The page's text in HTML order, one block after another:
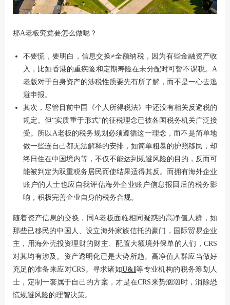
那A老板究竟要怎么做呢？
不要慌，要明白，信息交换≠全额纳税，因为有些金融资产收
入，比如香港的重疾险和定期寿险在未分配时可暂不课税。A
老版对于自身资产的涉税性质要先有所了解，而不是一心去逃
避申报。
其次，尽管目前中国《个人所得税法》中还没有相关反避税的
规定。但“实质重于形式”的征税理念已被各国税务机关广泛接
受。所以A老板的税务规划必须遵循这一理念，而不是简单地
做一些连自己都无法解释的安排，如简单粗暴的护照移民，却
终日住在中国境内等，不仅不能达到规避风险的目的，反而可
能被判定为双重税务居民而使结果适得其反。而拥有海外企业
账户的人士也应自我评估海外企业账户信息报回后的税务影
响，积极完善企业自身的税务合规。
随着资产信息的交换，同A老板面临相同疑惑的高净值人群，如
那些已移民的中国人、设立海外家族信托的豪门，国际贸易企业
主，用海外壳投资理财的财主、配置大额境外保单的人们，CRS
对其均有涉及。资产透明化已是大势所趋。高净值人群应当做好
充足的准备来应对CRS。寻求诸如U&I等专业机构的税务筹划人
士，定制一套属于自己的方案，才是在CRS来势汹汹时，消除恐
慌规避风险的理智决策。